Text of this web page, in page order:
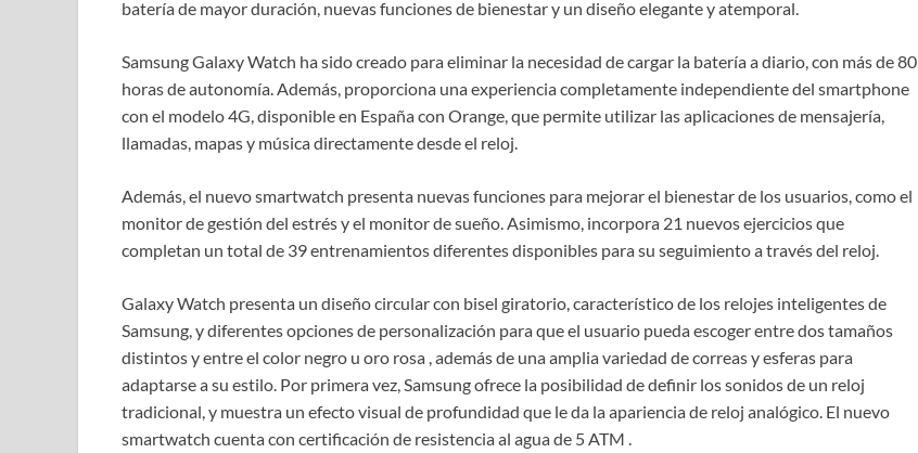
batería de mayor duración, nuevas funciones de bienestar y un diseño elegante y atemporal.
Samsung Galaxy Watch ha sido creado para eliminar la necesidad de cargar la batería a diario, con más de 80
horas de autonomía. Además, proporciona una experiencia completamente independiente del smartphone
con el modelo 4G, disponible en España con Orange, que permite utilizar las aplicaciones de mensajería,
llamadas, mapas y música directamente desde el reloj.
Además, el nuevo smartwatch presenta nuevas funciones para mejorar el bienestar de los usuarios, como el
monitor de gestión del estrés y el monitor de sueño. Asimismo, incorpora 21 nuevos ejercicios que
completan un total de 39 entrenamientos diferentes disponibles para su seguimiento a través del reloj.
Galaxy Watch presenta un diseño circular con bisel giratorio, característico de los relojes inteligentes de
Samsung, y diferentes opciones de personalización para que el usuario pueda escoger entre dos tamaños
distintos y entre el color negro u oro rosa , además de una amplia variedad de correas y esferas para
adaptarse a su estilo. Por primera vez, Samsung ofrece la posibilidad de definir los sonidos de un reloj
tradicional, y muestra un efecto visual de profundidad que le da la apariencia de reloj analógico. El nuevo
smartwatch cuenta con certificación de resistencia al agua de 5 ATM .